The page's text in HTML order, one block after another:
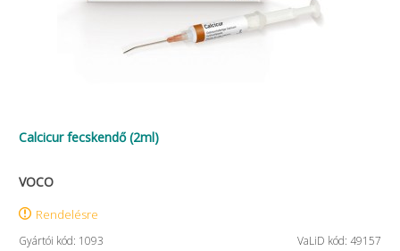
Calcicur fecskendő (2ml)
VOCO
Rendelésre
Gyártói kód: 1093 VaLiD kód: 49157